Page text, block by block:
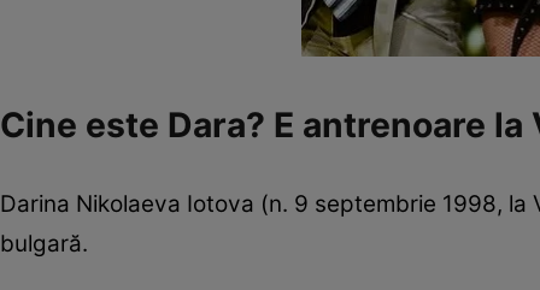
Cine este Dara? E antrenoare
Darina Nikolaeva Iotova (n. 9 septembrie 1998,
bulgară.